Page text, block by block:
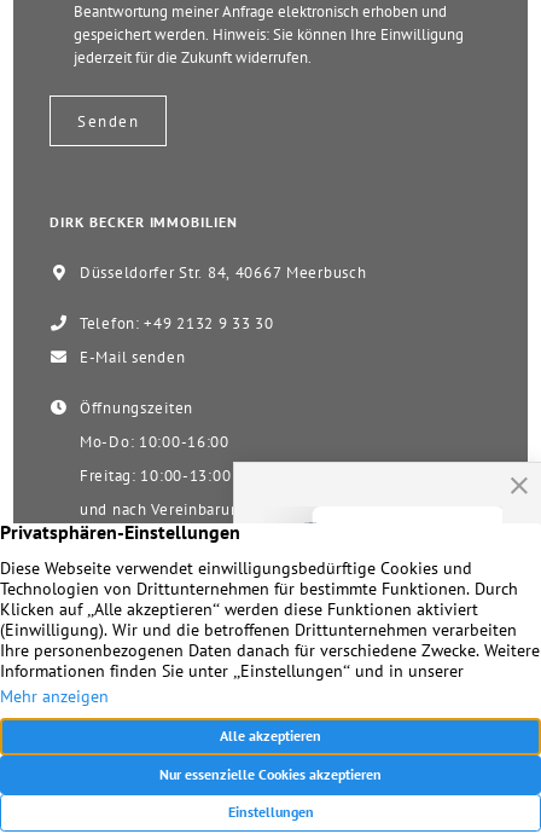
Beantwortung meiner Anfrage elektronisch erhoben und
gespeichert werden. Hinweis: Sie können Ihre Einwilligung
jederzeit für die Zukunft widerrufen.
DIRK BECKER IMMOBILIEN
Düsseldorfer Str. 84, 40667 Meerbusch
Telefon: +49 2132 9 33 30
E-Mail senden
Öffnungszeiten
Mo-Do: 10:00-16:00
Freitag: 10:00-13:00
und nach Vereinbarung
Samstag nach Vereinbarung!
Unsere Facebookseite
Impressum | Datenschutz | Kontakt
© 2026 Dirk Becker Immobilien – Seit 1978 Ihr Immobilienmakler in
Meerbusch und Umgebung